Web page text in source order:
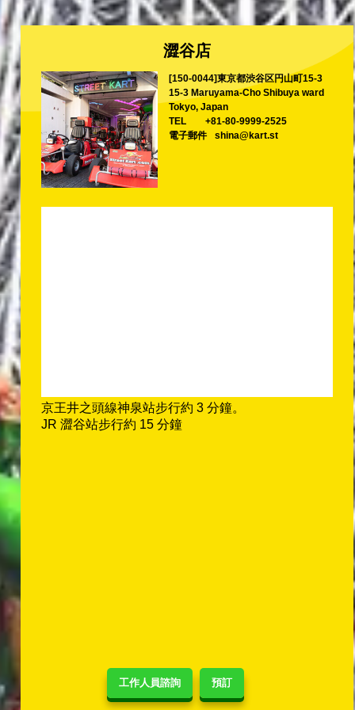
工作人員諮詢 預訂
澀谷店
[150-0044]東京都渋谷区円山町15-3
15-3 Maruyama-Cho Shibuya ward
Tokyo, Japan
TEL
+81-80-9999-2525
電子郵件
shina@kart.st
京王井之頭線神泉站步行約 3 分鐘。
JR 澀谷站步行約 15 分鐘